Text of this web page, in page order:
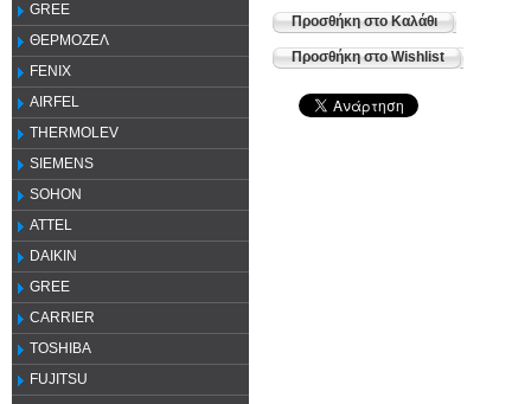
GREE
ΘΕΡΜΟΖΕΛ
FENIX
AIRFEL
THERMOLEV
SIEMENS
SOHON
ATTEL
DAIKIN
GREE
CARRIER
TOSHIBA
FUJITSU
Προσθήκη στο Καλάθι
Προσθήκη στο Wishlist